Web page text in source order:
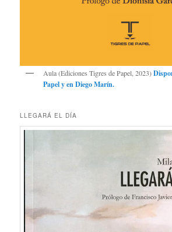
Aula (Ediciones Tigres de Papel, 2023)
Papely enDiego Marín.
LLEGARÁ EL DÍA